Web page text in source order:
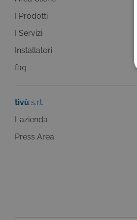
I Prodotti
I Servizi
Installatori
faq
tivù s.r.l.
L'azienda
Press Area